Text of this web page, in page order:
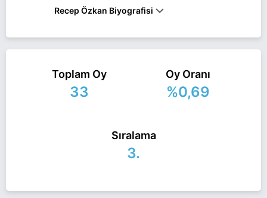
Recep Özkan Biyografisi
adayı olarak İyi Parti ile 31 Mart 2024 yerel
seçimlerinde yarışıyor. Recep Özkan ile ilgili daha
fazla bilgi için
Recep Özkan Haberlerisayfamızı
Toplam Oy
33
Oy Oranı
%0,69
Sıralama
3.